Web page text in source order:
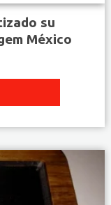
su
México